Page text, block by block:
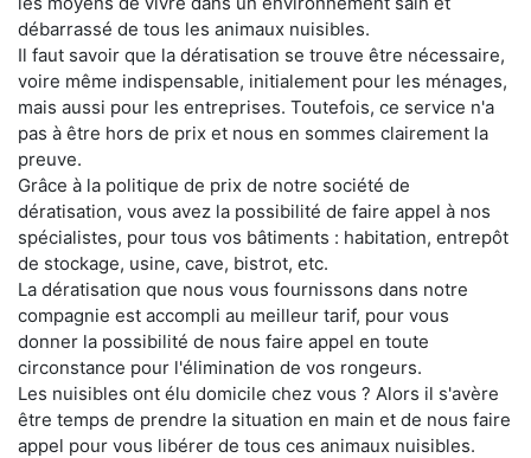
débarrassé de tous les animaux nuisibles.
Il faut savoir que la dératisation se trouve être nécessaire,
voire même indispensable, initialement pour les ménages,
mais aussi pour les entreprises. Toutefois, ce service n'a
pas à être hors de prix et nous en sommes clairement la
preuve.
Grâce à la politique de prix de notre société de
dératisation, vous avez la possibilité de faire appel à nos
spécialistes, pour tous vos bâtiments : habitation, entrepôt
de stockage, usine, cave, bistrot, etc.
La dératisation que nous vous fournissons dans notre
compagnie est accompli au meilleur tarif, pour vous
donner la possibilité de nous faire appel en toute
circonstance pour l'élimination de vos rongeurs.
Les nuisibles ont élu domicile chez vous ? Alors il s'avère
être temps de prendre la situation en main et de nous faire
appel pour vous libérer de tous ces animaux nuisibles.